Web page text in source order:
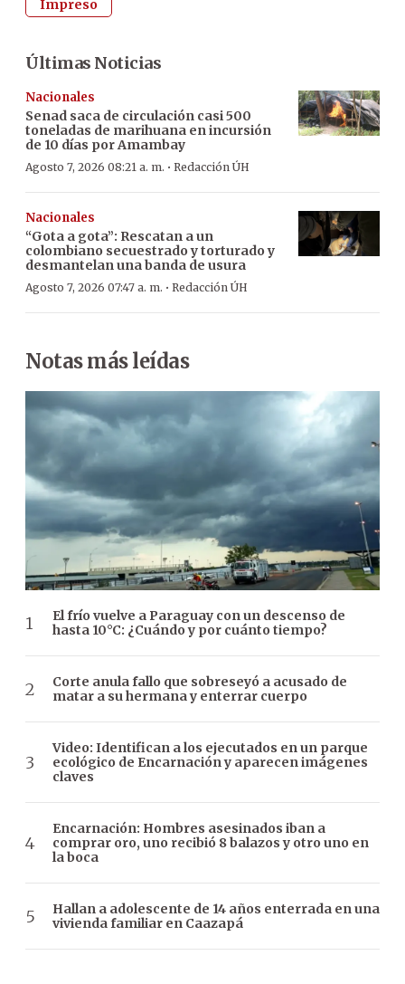
Impreso
Últimas Noticias
Nacionales
Senad saca de circulación casi 500
toneladas de marihuana en incursión
de 10 días por Amambay
Agosto 7, 2026 08:21 a. m. · Redacción ÚH
Nacionales
“Gota a gota”: Rescatan a un
colombiano secuestrado y torturado y
desmantelan una banda de usura
Agosto 7, 2026 07:47 a. m. · Redacción ÚH
Notas más leídas
El frío vuelve a Paraguay con un descenso de
hasta 10°C: ¿Cuándo y por cuánto tiempo?
Corte anula fallo que sobreseyó a acusado de
matar a su hermana y enterrar cuerpo
Video: Identifican a los ejecutados en un parque
ecológico de Encarnación y aparecen imágenes
claves
Encarnación: Hombres asesinados iban a
comprar oro, uno recibió 8 balazos y otro uno en
la boca
Hallan a adolescente de 14 años enterrada en una
vivienda familiar en Caazapá